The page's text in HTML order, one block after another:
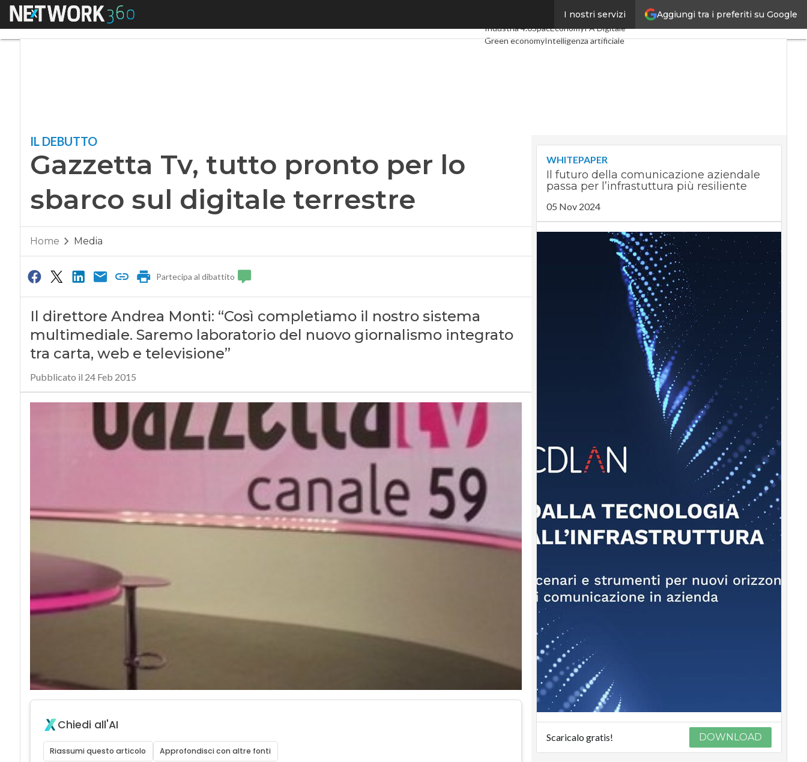
Aggiungi tra i preferiti su Google
I nostri servizi
Menu Digital EconomyTelco
Industria 4.0SpacEconomyPA Digitale
Green economyIntelligenza artificiale
IL DEBUTTO
Gazzetta Tv, tutto pronto per lo
sbarco sul digitale terrestre
Home Media
Partecipa al dibattito
Il direttore Andrea Monti: “Così completiamo il nostro sistema
multimediale. Saremo laboratorio del nuovo giornalismo integrato
tra carta, web e televisione”
Pubblicato il 24 Feb 2015
Chiedi all'AI
Riassumi questo articolo Approfondisci con altre fonti
WHITEPAPER
Il futuro della comunicazione aziendale
passa per l’infrastuttura più resiliente
05 Nov 2024
Scaricalo gratis! DOWNLOAD